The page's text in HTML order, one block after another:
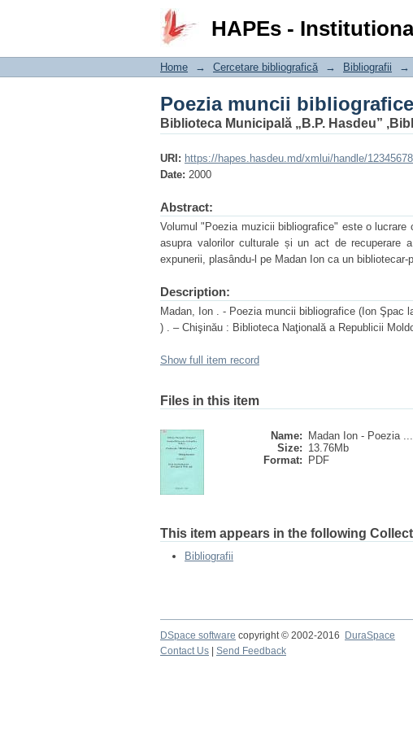
HAPEs -
Poezia muncii bibliografice
Home → Cercetare bibliografică → Bibliografii →
Poezia muncii bibliografice
Biblioteca Municipală „B.P. Hasdeu”
URI: https://hapes.hasdeu.md/xmlui/handle/
Date: 2000
Abstract:
Volumul "Poezia muzicii bibliografice" este o
asupra valorilor culturale și un act de recuperare
expunerii, plasându-l pe Madan Ion ca un
Description:
Madan, Ion . - Poezia muncii bibliografice (Ion Şpac
) . – Chişinău : Biblioteca Naţională a Republicii
Show full item record
Files in this item
Name:
Madan Ion - Poezia ...
Size: 13.76Mb
Format:
PDF
This item appears in the following
Bibliografii
DSpace software copyright © 2002-2016 DuraSpace
Contact Us
Send Feedback